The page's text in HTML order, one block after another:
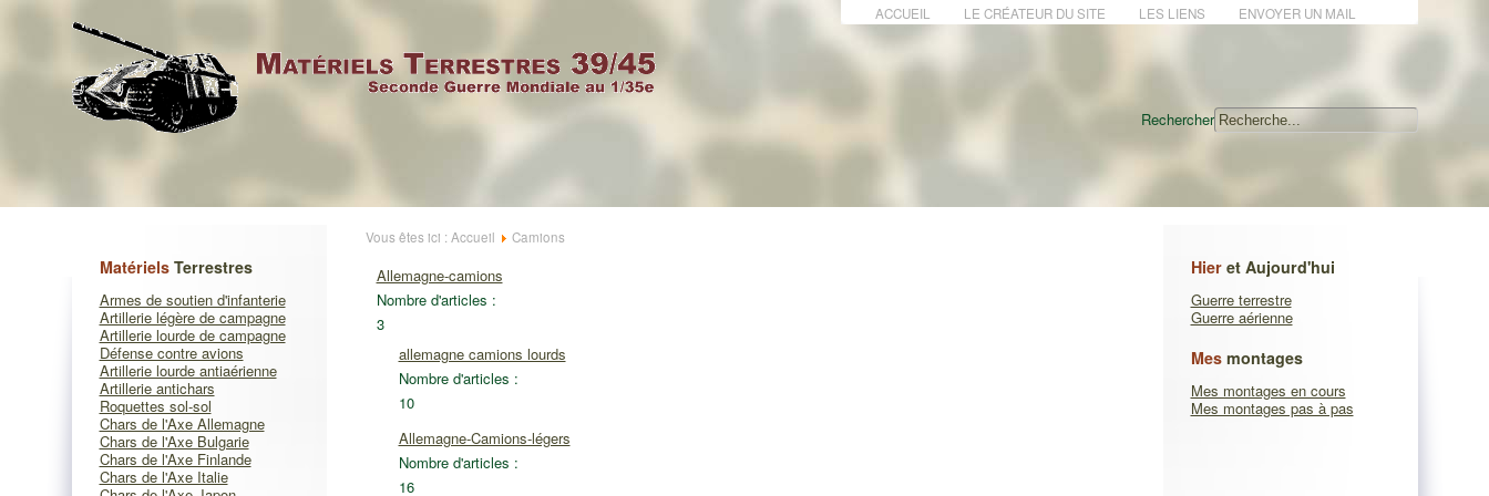
ACCUEIL LE CRÉATEUR DU SITE LES LIENS ENVOYER UN MAIL
Rechercher
MatérielsTerrestres
Armes de soutien d'infanterie
Artillerie légère de campagne
Artillerie lourde de campagne
Défense contre avions
Artillerie lourde antiaérienne
Artillerie antichars
Roquettes sol-sol
Chars de l'Axe Allemagne
Chars de l'Axe Bulgarie
Chars de l'Axe Finlande
Chars de l'Axe Italie
Hieret Aujourd'hui
Guerre terrestre
Guerre aérienne
Mesmontages
Mes montages en cours
Mes montages pas à pas
Vous êtes ici : Accueil Camions
Allemagne-camions
Nombre d'articles :
3
allemagne camions lourds
Nombre d'articles :
10
Allemagne-Camions-légers
Nombre d'articles :
16